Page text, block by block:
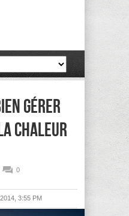
gérer
chaleur
0
3:55 PM